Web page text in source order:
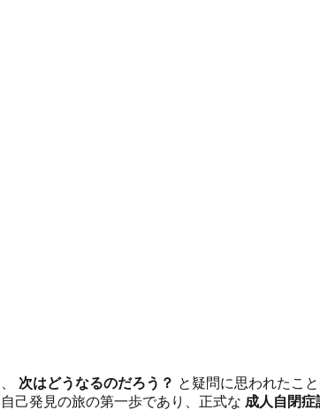
次はどうなるのだろう？ と疑問に思われたこ
己発見の旅の第一歩であり、正式な 成人自閉症